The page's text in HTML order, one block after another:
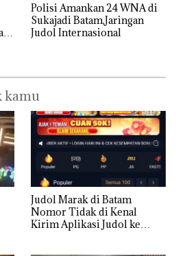
Polisi Amankan 24 WNA di
Sukajadi Batam,Jaringan
Judol Internasional
kamu
Judol Marak di Batam
Nomor Tidak di Kenal
Kirim Aplikasi Judol ke